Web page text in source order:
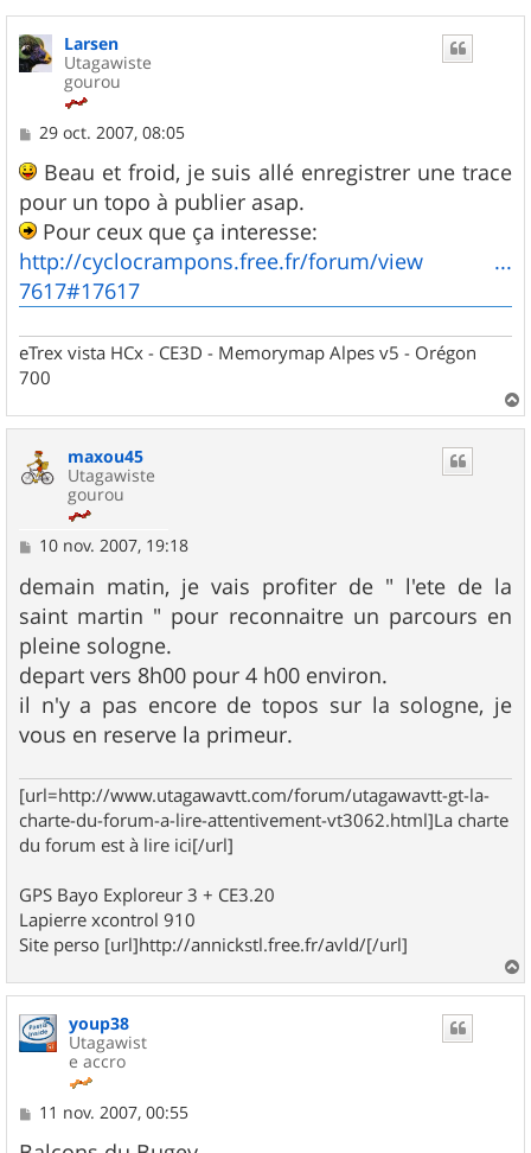
Larsen
Utagawiste
gourou
M
s
a
g
e
29 oct. 2007, 08:05
Beau et froid, je suis allé enregistrer une trace
pour un topo à publier asap.
Pour ceux que ça interesse:
http://cyclocrampons.free.fr/forum/view ...
7617#17617
eTrex vista HCx - CE3D - Memorymap Alpes v5 - Orégon
700
a
maxou45
Utagawiste
gourou
M
s
s
a
g
e
10 nov. 2007, 19:18
demain matin, je vais profiter de " l'ete de la
saint martin " pour reconnaitre un parcours en
pleine sologne.
depart vers 8h00 pour 4 h00 environ.
il n'y a pas encore de topos sur la sologne, je
vous en reserve la primeur.
[url=http://www.utagawavtt.com/forum/utagawavtt-gt-la-
charte-du-forum-a-lire-attentivement-vt3062.html]La charte
du forum est à lire ici[/url]
GPS Bayo Exploreur 3 + CE3.20
Lapierre xcontrol 910
Site perso [url]http://annickstl.free.fr/avld/[/url]
a
youp38
Utagawist
e accro
M11 nov. 2007, 00:55